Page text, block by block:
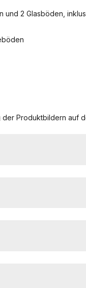
und 2 Glasböden,
Produktbildern auf